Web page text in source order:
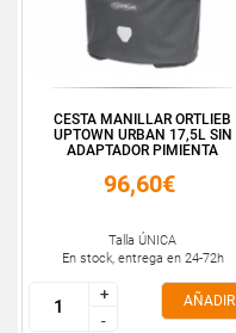
CESTA MANILLAR ORTLIEB
UPTOWN URBAN 17,5L SIN
ADAPTADOR PIMIENTA
96,60€
Talla ÚNICA
En stock, entrega en 24-72h
+
-
+
-
AÑADIR